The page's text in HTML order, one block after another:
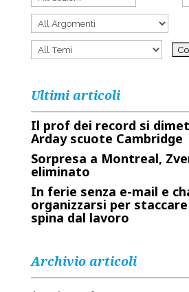
Ultimi articoli
Il prof dei record si
Arday scuote Cambridge
Sorpresa a Montreal,
eliminato
In ferie senza e-mail e
organizzarsi per
spina dal lavoro
Archivio articoli